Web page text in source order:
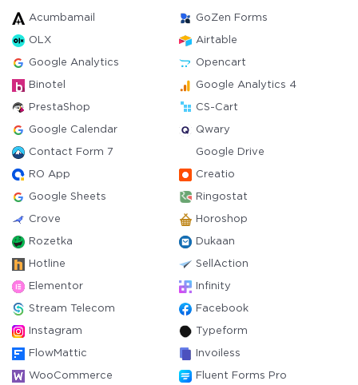
Acumbamail GoZen Forms
OLX Airtable
Google Analytics Opencart
Binotel Google Analytics 4
PrestaShop CS-Cart
Google Calendar Qwary
Contact Form 7 Google Drive
RO App Creatio
Google Sheets Ringostat
Crove Horoshop
Rozetka Dukaan
Hotline SellAction
Elementor Infinity
Stream Telecom Facebook
Instagram Typeform
FlowMattic Invoiless
WooCommerce Fluent Forms Pro